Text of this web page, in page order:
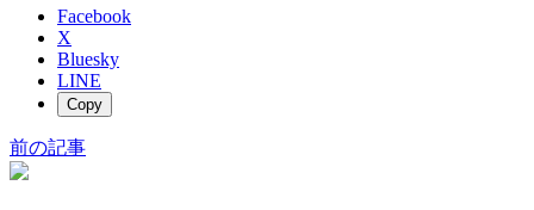
Facebook
X
Bluesky
LINE
Copy
前の記事